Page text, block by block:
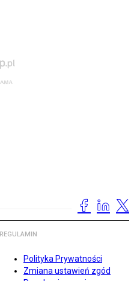
REGULAMIN
Polityka Prywatności
Zmiana ustawień zgód